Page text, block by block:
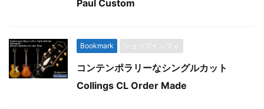
Paul Custom
Bookmark ショップインフォ
コンテンポラリーなシングルカット
Collings CL Order Made